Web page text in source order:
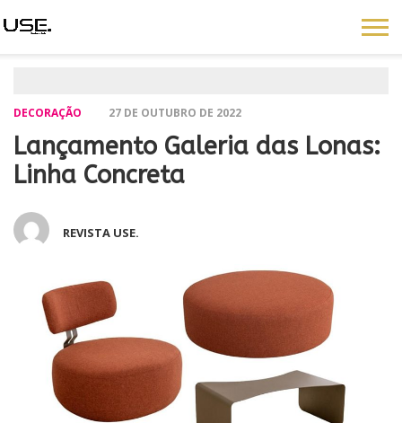
DECORAÇÃO 27 DE OUTUBRO DE 2022
Lançamento Galeria das Lonas:
Linha Concreta
REVISTA USE.